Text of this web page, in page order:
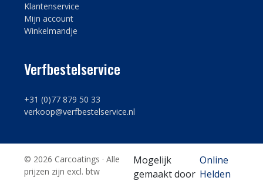
Klantenservice
Mijn account
Winkelmandje
Verfbestelservice
+31 (0)77 879 50 33
verkoop@verfbestelservice.nl
© 2026 Carcoatings · Alle
prijzen zijn excl. btw
Mogelijk
gemaakt door
Online
Helden